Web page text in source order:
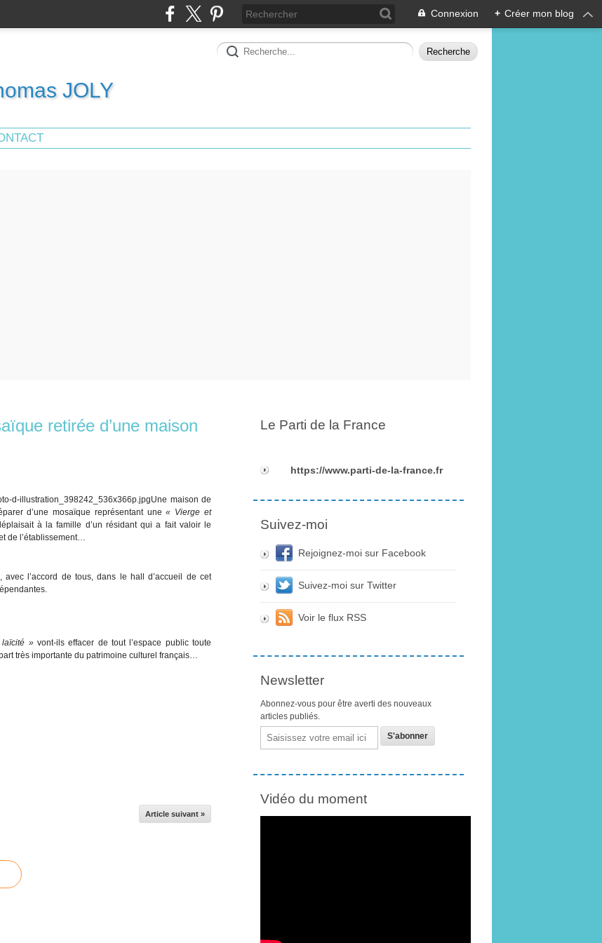
Connexion + Créer mon blog
JOLY
retirée d’une maison
Une maison de
d’une mosaïque représentant une« Vierge et
à la famille d’un résidant qui a fait valoir le
de l’établissement…
l’accord de tous, dans le hall d’accueil de cet
»vont-ils effacer de tout l’espace public toute
très importante du patrimoine culturel français…
Article suivant »
Le Parti de la France
https://www.parti-de-la-france.fr
Suivez-moi
Rejoignez-moi sur Facebook
Suivez-moi sur Twitter
Voir le flux RSS
Newsletter
Abonnez-vous pour être averti des nouveaux
articles publiés.
Email
Vidéo du moment